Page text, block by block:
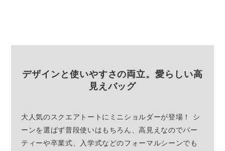
デザインと使いやすさの両立。愛らしい高
見えバッグ
大人気のスクエアトートにミニショルダーが登場！ シ
ーンを選ばず普段使いはもちろん、高見えなのでパー
ティーや卒業式、入学式などのフォーマルシーンでも